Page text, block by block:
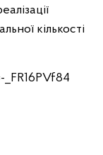
кількості